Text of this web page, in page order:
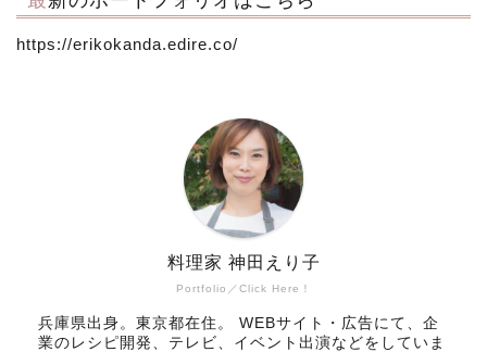
https://erikokanda.edire.co/
Portfolio／Click Here！
料理家 神田えり子
兵庫県出身。東京都在住。 WEBサイト・広告にて、企
業のレシピ開発、テレビ、イベント出演などをしていま